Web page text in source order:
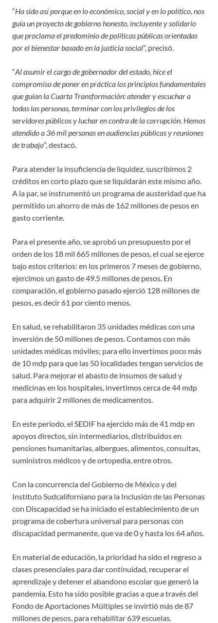
“Ha sido así porque en lo económico, social y en lo político, nos
guía un proyecto de gobierno honesto, incluyente y solidario
que proclama el predominio de políticas públicas orientadas
por el bienestar basado en la justicia social”, precisó.
“Al asumir el cargo de gobernador del estado, hice el
compromiso de poner en práctica los principios fundamentales
que guían la Cuarta Transformación: atender y escuchar a
todas las personas, terminar con los privilegios de los
servidores públicos y luchar en contra de la corrupción. Hemos
atendido a 36 mil personas en audiencias públicas y reuniones
de trabajo”, destacó.
Para atender la insuficiencia de liquidez, suscribimos 2
créditos en corto plazo que se liquidarán este mismo año.
A la par, se instrumentó un programa de austeridad que ha
permitido un ahorro de más de 162 millones de pesos en
gasto corriente.
Para el presente año, se aprobó un presupuesto por el
orden de los 18 mil 665 millones de pesos, el cual se ejerce
bajo estos criterios: en los primeros 7 meses de gobierno,
ejercimos un gasto de 49.5 millones de pesos. En
comparación, el gobierno pasado ejerció 128 millones de
pesos, es decir 61 por ciento menos.
En salud, se rehabilitaron 35 unidades médicas con una
inversión de 50 millones de pesos. Contamos con más
unidades médicas móviles; para ello invertimos poco más
de 10 mdp para que las 50 localidades tengan servicios de
salud. Para mejorar el abasto de insumos de salud y
medicinas en los hospitales, invertimos cerca de 44 mdp
para adquirir 2 millones de medicamentos.
En este periodo, el SEDIF ha ejercido más de 41 mdp en
apoyos directos, sin intermediarios, distribuidos en
pensiones humanitarias, albergues, alimentos, consultas,
suministros médicos y de ortopedia, entre otros.
Con la concurrencia del Gobierno de México y del
Instituto Sudcaliforniano para la Inclusión de las Personas
con Discapacidad se ha iniciado el establecimiento de un
programa de cobertura universal para personas con
discapacidad permanente, que va de 0 y hasta los 64 años.
En material de educación, la prioridad ha sido el regreso a
clases presenciales para dar continuidad, recuperar el
aprendizaje y detener el abandono escolar que generó la
pandemia. Esto ha sido posible gracias a que a través del
Fondo de Aportaciones Múltiples se invirtió más de 87
millones de pesos, para rehabilitar 639 escuelas.